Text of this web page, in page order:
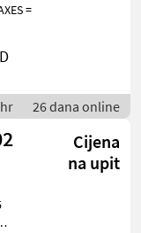
=
26 dana online
Cijena
na upit